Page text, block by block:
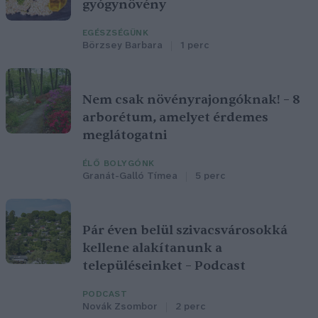
gyógynövény
EGÉSZSÉGÜNK
Börzsey Barbara 1 perc
Nem csak növényrajongóknak! – 8
arborétum, amelyet érdemes
meglátogatni
ÉLŐ BOLYGÓNK
Granát-Galló Tímea 5 perc
Pár éven belül szivacsvárosokká
kellene alakítanunk a
településeinket – Podcast
PODCAST
Novák Zsombor 2 perc